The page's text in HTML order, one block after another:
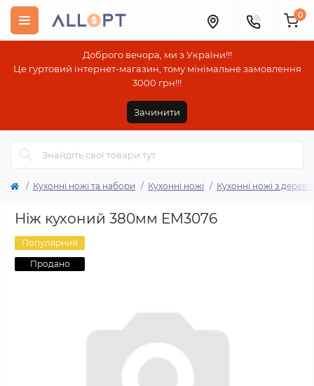
Доброго вечора, ми з України!!!
Це гуртовий інтернет-магазин, тому мінімальне замовлення
3000 грн!!!
Зачинити
0
Кухонні ножі та набори Кухонні ножі Кухонні ножі з
Ніж кухоний 380мм EM3076
Популярний
Продано